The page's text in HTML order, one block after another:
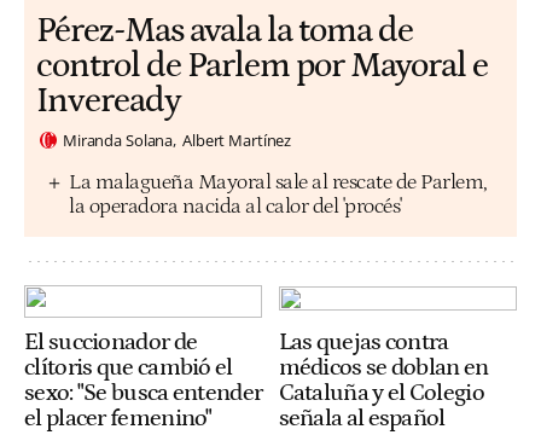
Pérez-Mas avala la toma de
control de Parlem por Mayoral e
Inveready
Miranda Solana Albert Martínez
La malagueña Mayoral sale al rescate de Parlem,
la operadora nacida al calor del 'procés'
El succionador de
clítoris que cambió el
sexo: "Se busca entender
el placer femenino"
Las quejas contra
médicos se doblan en
Cataluña y el Colegio
señala al español